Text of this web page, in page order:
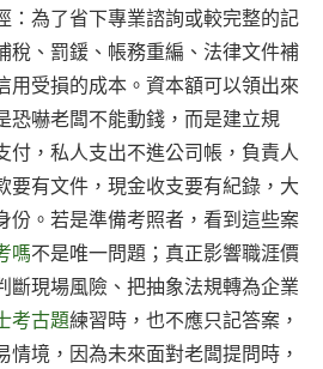
：為了省下專業諮詢或較完整的記
稅、罰鍰、帳務重編、法律文件補
用受損的成本。資本額可以領出來
恐嚇老闆不能動錢，而是建立規
付，私人支出不進公司帳，負責人
要有文件，現金收支要有紀錄，大
份。若是準備考照者，看到這些案
嗎不是唯一問題；真正影響職涯價
斷現場風險、把抽象法規轉為企業
考古題練習時，也不應只記答案，
境，因為未來面對老闆提問時，